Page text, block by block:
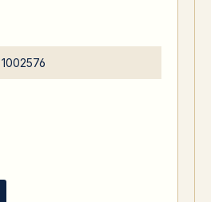
1002576